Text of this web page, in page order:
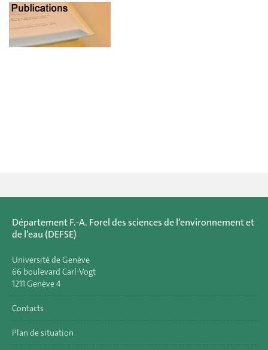
Département F.-A. Forel des sciences de l’environnement et
de l’eau (DEFSE)
Université de Genève
66 boulevard Carl-Vogt
1211 Genève 4
Contacts
Plan de situation